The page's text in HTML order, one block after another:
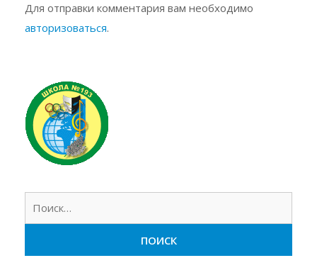
Для отправки комментария вам необходимо
авторизоваться.